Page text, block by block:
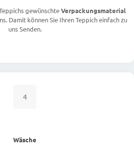
gewünschteVerpackungsmaterial
Damit können Sie Ihren Teppich einfach zu
uns Senden.
4
Wäsche